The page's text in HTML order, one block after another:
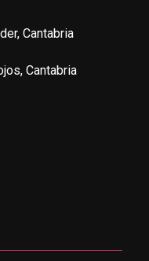
Cantabria
Cantabria